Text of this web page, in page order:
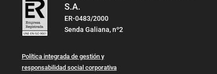
S.A.
ER-0483/2000
Senda Galiana, nº2
Política integrada de gestión y
responsabilidad social corporativa